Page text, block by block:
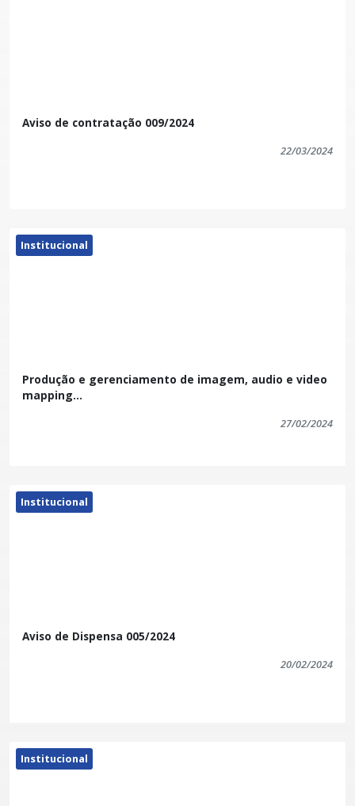
Aviso de contratação 009/2024
22/03/2024
Institucional
Produção e gerenciamento de imagem, audio e video
mapping...
27/02/2024
Institucional
Aviso de Dispensa 005/2024
20/02/2024
Institucional